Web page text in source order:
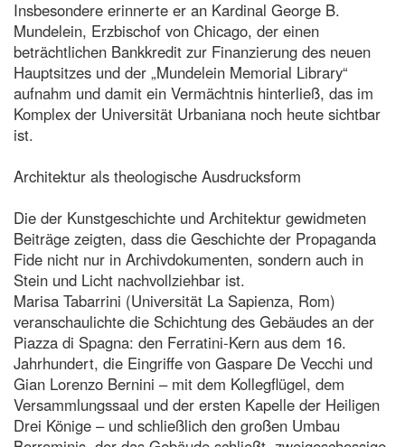
Insbesondere erinnerte er an Kardinal George B.
Mundelein, Erzbischof von Chicago, der einen
beträchtlichen Bankkredit zur Finanzierung des neuen
Hauptsitzes und der „Mundelein Memorial Library“
aufnahm und damit ein Vermächtnis hinterließ, das im
Komplex der Universität Urbaniana noch heute sichtbar
ist.
Architektur als theologische Ausdrucksform
Die der Kunstgeschichte und Architektur gewidmeten
Beiträge zeigten, dass die Geschichte der Propaganda
Fide nicht nur in Archivdokumenten, sondern auch in
Stein und Licht nachvollziehbar ist.
Marisa Tabarrini (Universität La Sapienza, Rom)
veranschaulichte die Schichtung des Gebäudes an der
Piazza di Spagna: den Ferratini-Kern aus dem 16.
Jahrhundert, die Eingriffe von Gaspare De Vecchi und
Gian Lorenzo Bernini – mit dem Kollegflügel, dem
Versammlungssaal und der ersten Kapelle der Heiligen
Drei Könige – und schließlich den großen Umbau